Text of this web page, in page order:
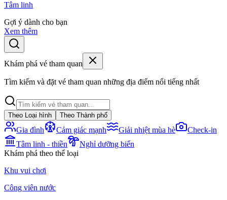
Tâm linh
Gợi ý dành cho bạn
Xem thêm
Khám phá vé tham quan
Tìm kiếm và đặt vé tham quan những địa điểm nổi tiếng nhất
Theo Loại hình Theo Thành phố
Gia đình Cảm giác mạnh Giải nhiệt mùa hè
Check-in
Tâm linh - thiền
Nghỉ dưỡng biển
Khám phá theo thể loại
Khu vui chơi
Công viên nước